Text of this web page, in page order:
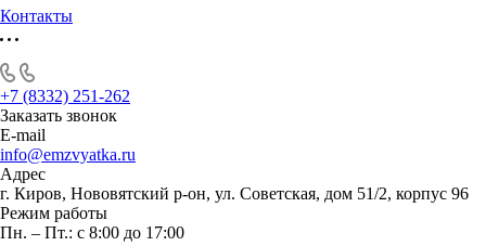
Контакты
+7 (8332) 251-262
Заказать звонок
E-mail
info@emzvyatka.ru
Адрес
г. Киров, Нововятский р-он, ул. Советская, дом 51/2, корпус 96
Режим работы
Пн. – Пт.: с 8:00 до 17:00